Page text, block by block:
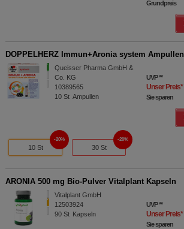
Grundpreis
DOPPELHERZ Immun+Aronia system Ampullen
Queisser Pharma GmbH &
Co. KG
10389565
10 St Ampullen
UVP**
Unser Preis*
Sie sparen
10 St
20%
30 St
20%
ARONIA 500 mg Bio-Pulver Vitalplant Kapseln
Vitalplant GmbH
12503924
90 St Kapseln
UVP**
Unser Preis*
Sie sparen